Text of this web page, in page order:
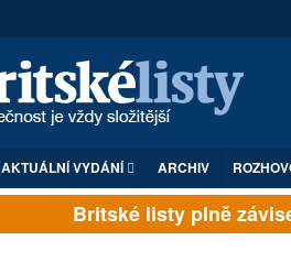
AKTUÁLNÍ VYDÁNÍ ARCHIV
Britské listy plně